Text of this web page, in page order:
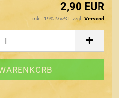
2,90 EUR
inkl. 19% MwSt. zzgl. Versand